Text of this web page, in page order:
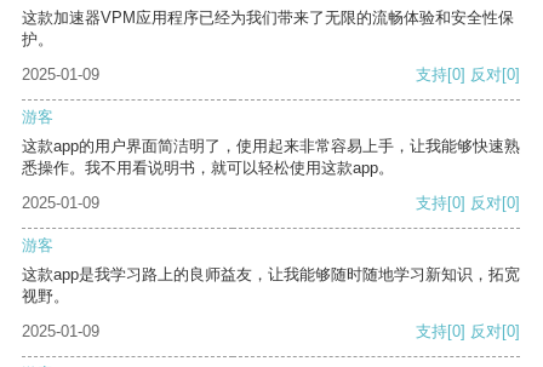
这款加速器VPM应用程序已经为我们带来了无限的流畅体验和安全性保
护。
2025-01-09
支持[0] 反对[0]
游客
这款app的用户界面简洁明了，使用起来非常容易上手，让我能够快速熟
悉操作。我不用看说明书，就可以轻松使用这款app。
2025-01-09
支持[0] 反对[0]
游客
这款app是我学习路上的良师益友，让我能够随时随地学习新知识，拓宽
视野。
2025-01-09
支持[0] 反对[0]